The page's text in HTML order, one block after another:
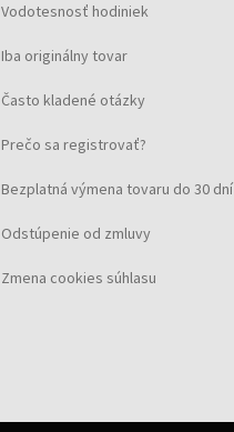
Vodotesnosť hodiniek
Iba originálny tovar
Často kladené otázky
Prečo sa registrovať?
Bezplatná výmena tovaru do 30 dní
Odstúpenie od zmluvy
Zmena cookies súhlasu